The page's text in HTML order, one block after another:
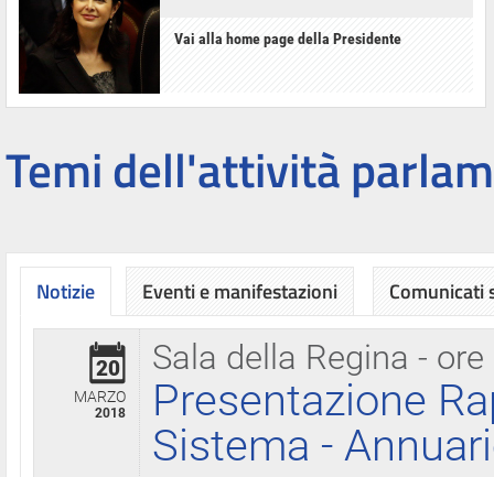
Vai alla home page della Presidente
Temi dell'attività
Notizie
Sala della Regina - ore
20
MARZO
2018
Presentazione
Sistema -
Eventi e manifestazioni Comunicati